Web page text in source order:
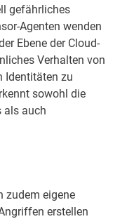
gefährliches
Agenten wenden
Ebene der Cloud-
Verhalten von
Identitäten zu
sowohl die
als auch
zudem eigene
erstellen